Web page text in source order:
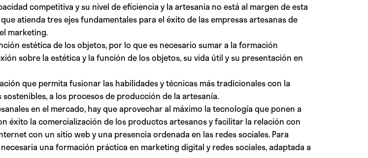
competitiva y su nivel de eficiencia y la artesanía no está al margen de esta
atienda tres ejes fundamentales para el éxito de las empresas artesanas de
marketing.
estética de los objetos, por lo que es necesario sumar a la formación
sobre la estética y la función de los objetos, su vida útil y su presentación en
que permita fusionar las habilidades y técnicas más tradicionales con la
a los procesos de producción de la artesanía.
en el mercado, hay que aprovechar al máximo la tecnología que ponen a
éxito la comercialización de los productos artesanos y facilitar la relación con
con un sitio web y una presencia ordenada en las redes sociales. Para
una formación práctica en marketing digital y redes sociales, adaptada a